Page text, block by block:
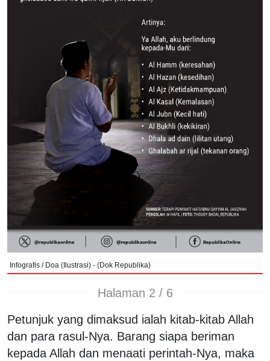
Infografis / Doa (Ilustrasi) - (Dok Republika)
Halaman 2 / 6
Petunjuk yang dimaksud ialah kitab-kitab Allah
dan para rasul-Nya. Barang siapa beriman
kepada Allah dan menaati perintah-Nya, maka